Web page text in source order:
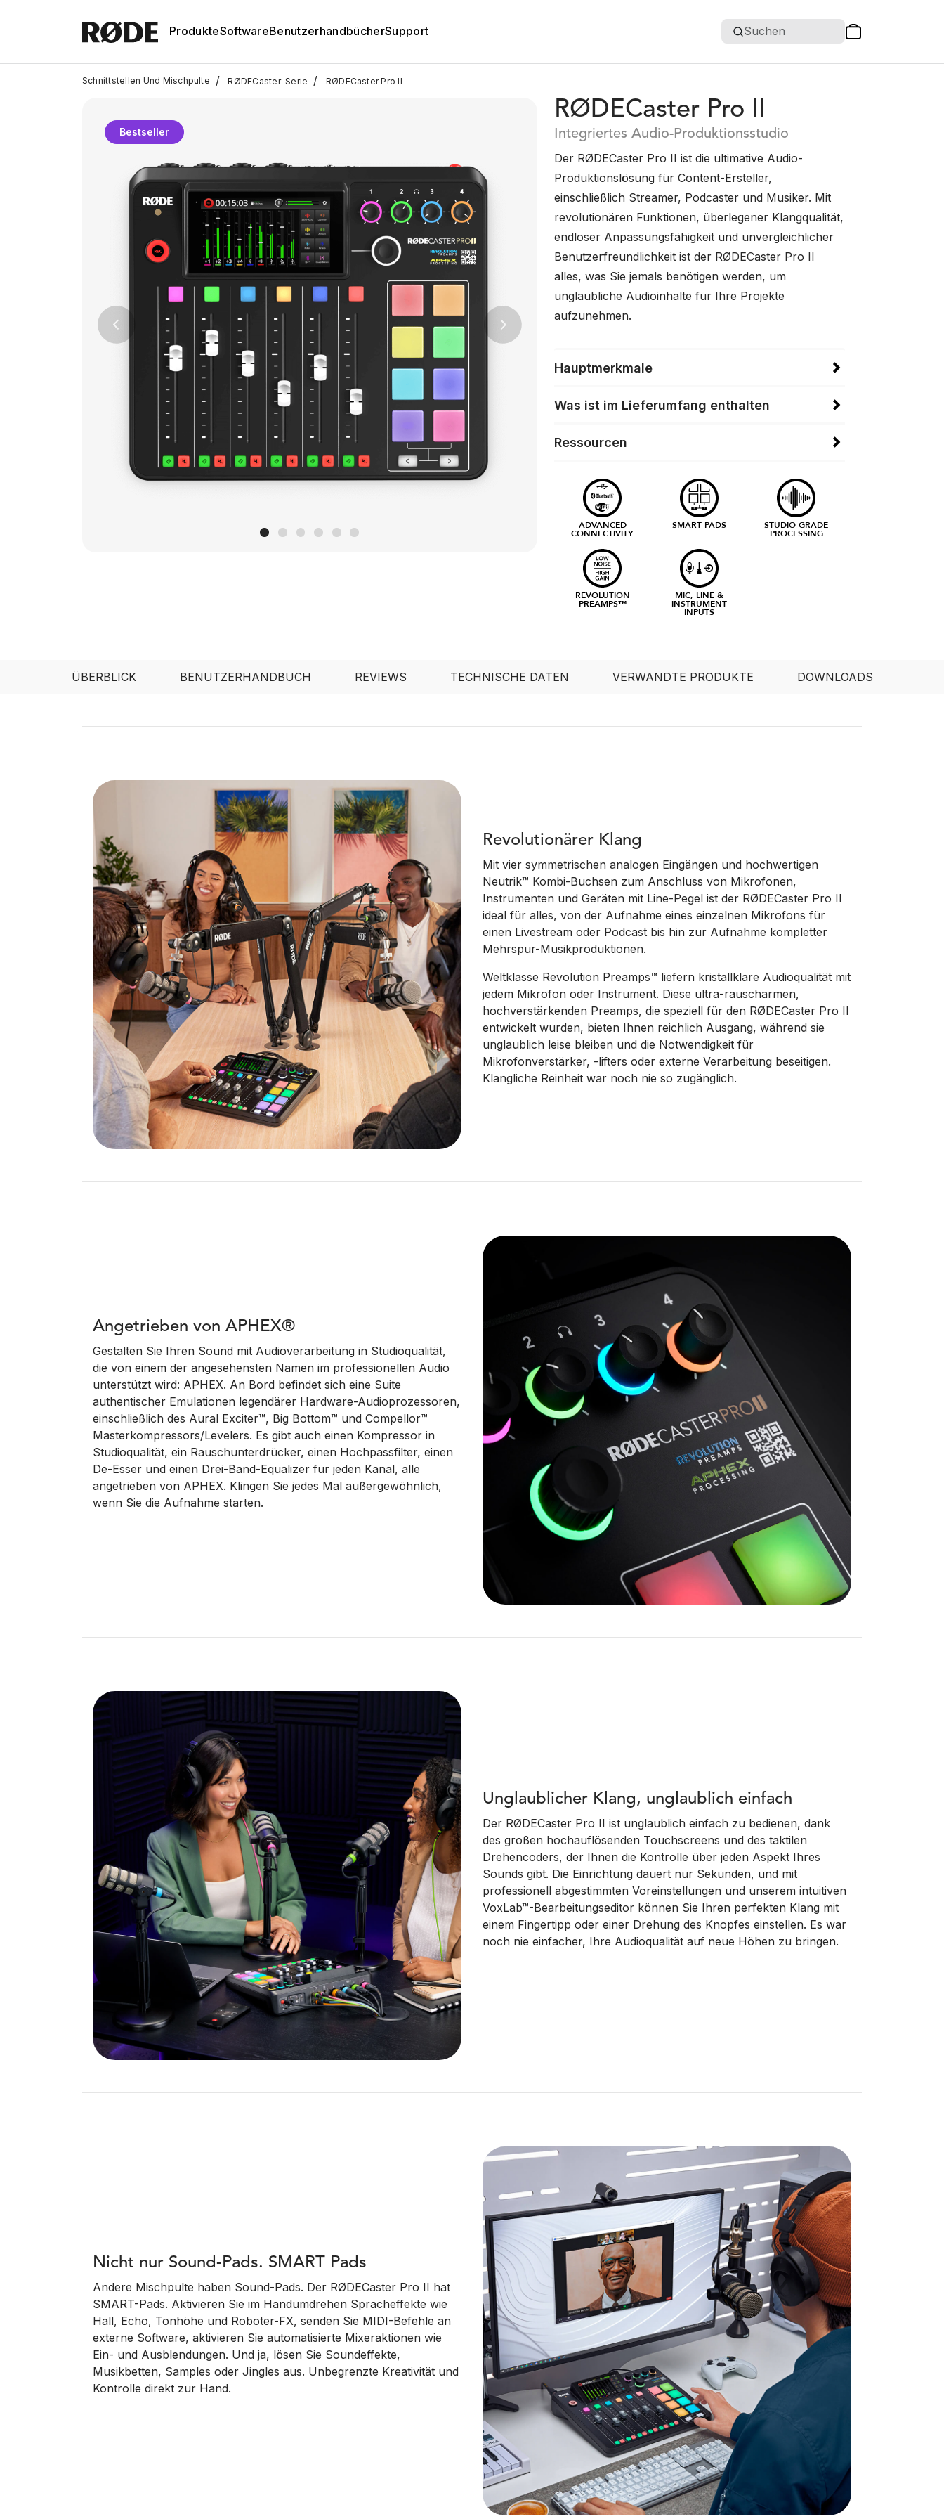
ProdukteSoftwareBenutzerhandbücherSupport Suchen
Schnittstellen Und Mischpulte / RØDECaster-Serie / RØDECaster Pro II
Previous Next
Bestseller
RØDECaster Pro II
Integriertes Audio-Produktionsstudio
Der RØDECaster Pro II ist die ultimative Audio-
Produktionslösung für Content-Ersteller,
einschließlich Streamer, Podcaster und Musiker. Mit
revolutionären Funktionen, überlegener Klangqualität,
endloser Anpassungsfähigkeit und unvergleichlicher
Benutzerfreundlichkeit ist der RØDECaster Pro II
alles, was Sie jemals benötigen werden, um
unglaubliche Audioinhalte für Ihre Projekte
aufzunehmen.
Hauptmerkmale
Was ist im Lieferumfang enthalten
Ressourcen
ADVANCED
CONNECTIVITY
SMART PADS STUDIO GRADE
PROCESSING
REVOLUTION
PREAMPS™
MIC, LINE &
INSTRUMENT
INPUTS
ÜBERBLICK BENUTZERHANDBUCH REVIEWS TECHNISCHE DATEN VERWANDTE PRODUKTE DOWNLOADS
Revolutionärer Klang
Mit vier symmetrischen analogen Eingängen und hochwertigen
Neutrik™ Kombi-Buchsen zum Anschluss von Mikrofonen,
Instrumenten und Geräten mit Line-Pegel ist der RØDECaster Pro II
ideal für alles, von der Aufnahme eines einzelnen Mikrofons für
einen Livestream oder Podcast bis hin zur Aufnahme kompletter
Mehrspur-Musikproduktionen.
Weltklasse Revolution Preamps™ liefern kristallklare Audioqualität mit
jedem Mikrofon oder Instrument. Diese ultra-rauscharmen,
hochverstärkenden Preamps, die speziell für den RØDECaster Pro II
entwickelt wurden, bieten Ihnen reichlich Ausgang, während sie
unglaublich leise bleiben und die Notwendigkeit für
Mikrofonverstärker, -lifters oder externe Verarbeitung beseitigen.
Klangliche Reinheit war noch nie so zugänglich.
Angetrieben von APHEX®
Gestalten Sie Ihren Sound mit Audioverarbeitung in Studioqualität,
die von einem der angesehensten Namen im professionellen Audio
unterstützt wird: APHEX. An Bord befindet sich eine Suite
authentischer Emulationen legendärer Hardware-Audioprozessoren,
einschließlich des Aural Exciter™, Big Bottom™ und Compellor™
Masterkompressors/Levelers. Es gibt auch einen Kompressor in
Studioqualität, ein Rauschunterdrücker, einen Hochpassfilter, einen
De-Esser und einen Drei-Band-Equalizer für jeden Kanal, alle
angetrieben von APHEX. Klingen Sie jedes Mal außergewöhnlich,
wenn Sie die Aufnahme starten.
Unglaublicher Klang, unglaublich einfach
Der RØDECaster Pro II ist unglaublich einfach zu bedienen, dank
des großen hochauflösenden Touchscreens und des taktilen
Drehencoders, der Ihnen die Kontrolle über jeden Aspekt Ihres
Sounds gibt. Die Einrichtung dauert nur Sekunden, und mit
professionell abgestimmten Voreinstellungen und unserem intuitiven
VoxLab™-Bearbeitungseditor können Sie Ihren perfekten Klang mit
einem Fingertipp oder einer Drehung des Knopfes einstellen. Es war
noch nie einfacher, Ihre Audioqualität auf neue Höhen zu bringen.
Nicht nur Sound-Pads. SMART Pads
Andere Mischpulte haben Sound-Pads. Der RØDECaster Pro II hat
SMART-Pads. Aktivieren Sie im Handumdrehen Spracheffekte wie
Hall, Echo, Tonhöhe und Roboter-FX, senden Sie MIDI-Befehle an
externe Software, aktivieren Sie automatisierte Mixeraktionen wie
Ein- und Ausblendungen. Und ja, lösen Sie Soundeffekte,
Musikbetten, Samples oder Jingles aus. Unbegrenzte Kreativität und
Kontrolle direkt zur Hand.